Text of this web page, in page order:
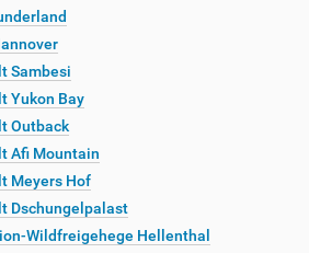
Sambesi
Yukon Bay
Outback
Afi Mountain
Meyers Hof
Dschungelpalast
Wildfreigehege Hellenthal